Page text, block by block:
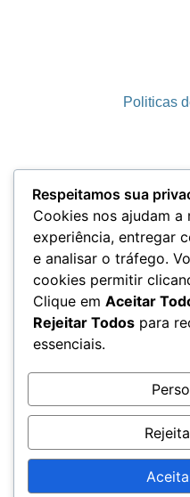
Politicas
Termos
Todos os direitos
Respeitamos sua
Cookies nos ajudam a
experiência, entregar
e analisar o tráfego.
cookies permitir
Clique em Aceitar
Rejeitar Todos para
essenciais.